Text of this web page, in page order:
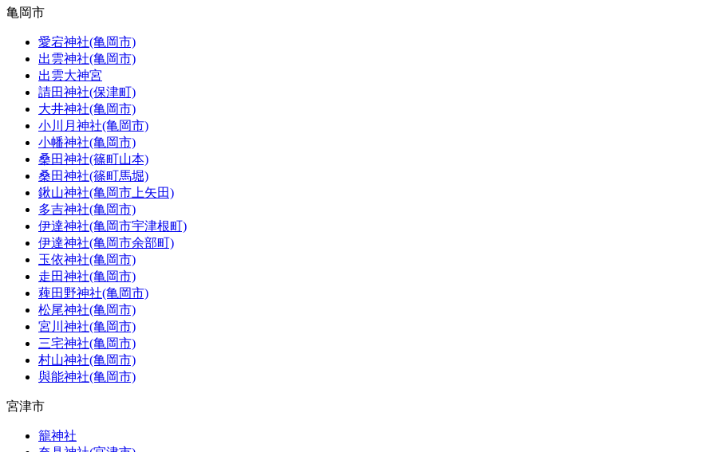
亀岡市
愛宕神社(亀岡市)
出雲神社(亀岡市)
出雲大神宮
請田神社(保津町)
大井神社(亀岡市)
小川月神社(亀岡市)
小幡神社(亀岡市)
桑田神社(篠町山本)
桑田神社(篠町馬堀)
鍬山神社(亀岡市上矢田)
多吉神社(亀岡市)
伊達神社(亀岡市宇津根町)
伊達神社(亀岡市余部町)
玉依神社(亀岡市)
走田神社(亀岡市)
薭田野神社(亀岡市)
松尾神社(亀岡市)
宮川神社(亀岡市)
三宅神社(亀岡市)
村山神社(亀岡市)
與能神社(亀岡市)
宮津市
籠神社